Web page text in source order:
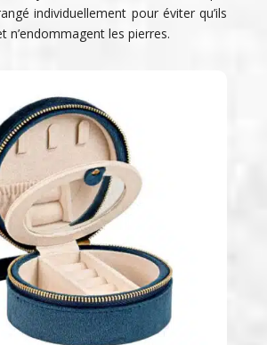
individuellement pour éviter qu’ils
n’endommagent les pierres.